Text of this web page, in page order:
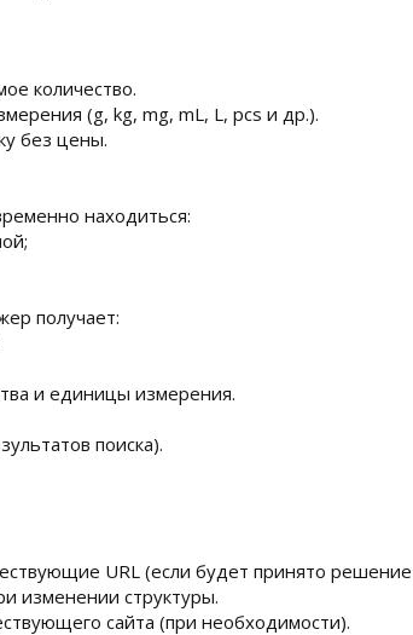
количество.
(g, kg, mg, mL, L, pcs и др.).
без цены.
находиться:
получает:
и единицы измерения.
поиска).
URL (если будет принято
изменении структуры.
сайта (при необходимости).